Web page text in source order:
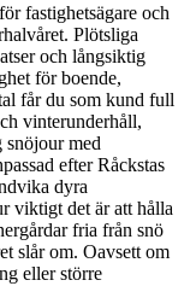
fastighetsägare och
Plötsliga
och långsiktig
för boende,
får du som kund full
vinterunderhåll,
med
efter Råckstas
dyra
viktigt det är att hålla
fria från snö
slår om. Oavsett om
eller större